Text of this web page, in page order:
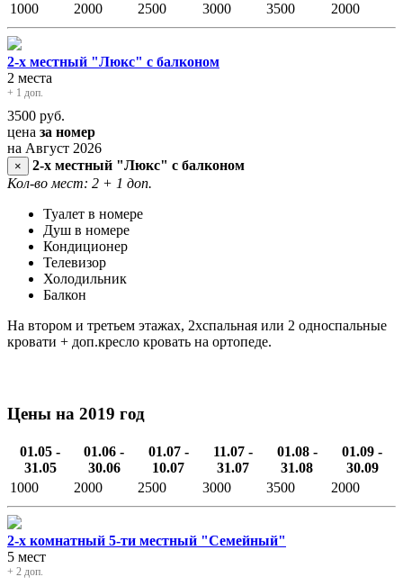
1000
2000 2500 3000 3500 2000
2-х местный "Люкс" с балконом
2 места
+ 1 доп.
3500 руб.
цена за номер
на Август 2026
×
2-х местный "Люкс" с балконом
Кол-во мест: 2 + 1 доп.
Туалет в номере
Душ в номере
Кондиционер
Телевизор
Холодильник
Балкон
На втором и третьем этажах, 2хспальная или 2 односпальные
кровати + доп.кресло кровать на ортопеде.
Цены на 2019 год
01.05 -
31.05
01.06 -
30.06
01.07 -
10.07
11.07 -
31.07
01.08 -
31.08
01.09 -
30.09
1000
2000 2500 3000 3500 2000
2-х комнатный 5-ти местный "Семейный"
5 мест
+ 2 доп.